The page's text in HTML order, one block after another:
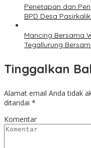
Penetapan dan
BPD Desa
Mancing Bersama
Tegallurung
Tinggalkan
Alamat email Anda tidak
ditandai *
Komentar